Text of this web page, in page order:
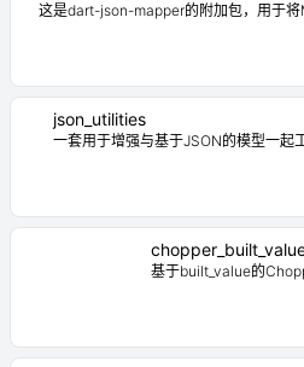
这是dart-json-mapper的附加包，用于将
json_utilities
一套用于增强与基于JSON的模型一起
基于built_value的